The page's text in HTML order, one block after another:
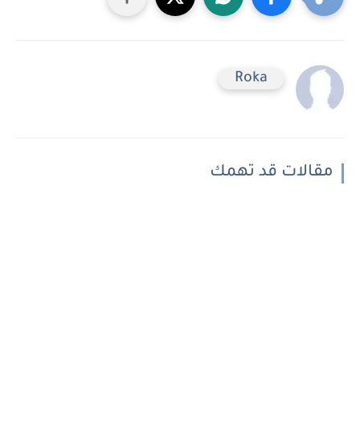
Roka
مقالات قد تهمك